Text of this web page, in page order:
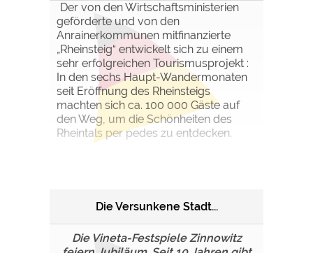
Der von den Wirtschaftsministerien
geförderte und von den
Anrainerkommunen mitfinanzierte
„Rheinsteig“ entwickelt sich zu einem
sehr erfolgreichen Tourismusprojekt :
In den sechs Haupt-Wandermonaten
seit Eröffnung des Rheinsteigs
machten sich ca. 100 000 Gäste auf
den Weg, um die Schönheiten des
Rheintals per pedes zu entdecken.
Die Versunkene Stadt...
Die Vineta-Festspiele Zinnowitz
Statistiken
Google Analytics https://policies.google.com/privacy
Marketing
Google Ads
https://policies.google.com/privacy
Google AdSense
https://policies.google.com/privacy
Google Remarketing
https://policies.google.com/privacy
über "COOKIES" geändert werden!